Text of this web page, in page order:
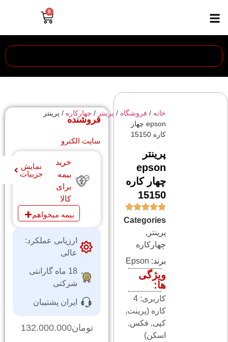
0
فروشنده
سایت الکترو
خرید
بیمه
برای
کالا
نمایش
جزییات
بیمه میخواهم
ارزیابی عملکرد:
عالی
18 ماه گارانتی
شرکتی
ایران پشتیبان
تومان132.000.000
خانه / فروشگاه / پرینتر / چهارکاره / پرینتر
epson چهار
کاره 15150
پرینتر
epson
چهار کاره
15150
Categories
پرینتر ,
چهارکاره
برند: Epson
ویژگی
ها:
کاربری: 4
کاره (پرینت,
کپی, فکس,
اسکن)